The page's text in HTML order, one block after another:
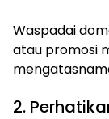
Waspadai
atau promosi
2.